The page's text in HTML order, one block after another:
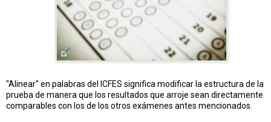
"Alinear" en palabras del ICFES significa modificar la estructura de la
prueba de manera que los resultados que arroje sean directamente
comparables con los de los otros exámenes antes mencionados.